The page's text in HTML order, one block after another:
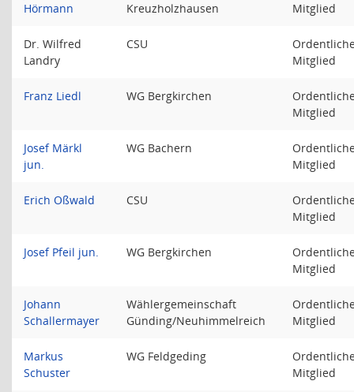
Hörmann
Kreuzholzhausen
Mitglied
Dr. Wilfred
Landry
CSU
Mitglied
Franz Liedl WG Bergkirchen
Mitglied
Josef Märkl
jun.
WG Bachern
Mitglied
Erich Oßwald CSU
Mitglied
Josef Pfeil jun. WG Bergkirchen
Mitglied
Johann
Schallermayer
Wählergemeinschaft
Günding/Neuhimmelreich
Mitglied
Markus
Schuster
WG Feldgeding
Mitglied